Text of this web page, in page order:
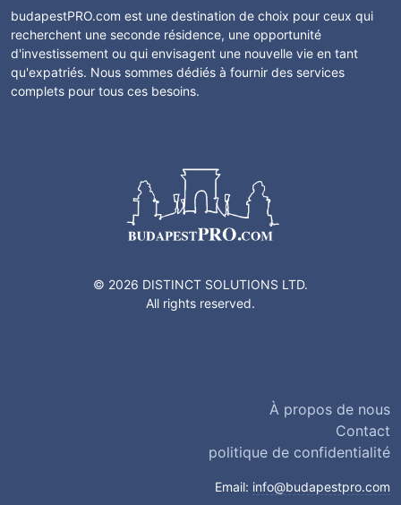
budapestPRO.com est une destination de choix pour ceux qui
recherchent une seconde résidence, une opportunité
d'investissement ou qui envisagent une nouvelle vie en tant
qu'expatriés. Nous sommes dédiés à fournir des services
complets pour tous ces besoins.
© 2026 DISTINCT SOLUTIONS LTD.
All rights reserved.
À propos de nous
Contact
politique de confidentialité
Email: info@budapestpro.com